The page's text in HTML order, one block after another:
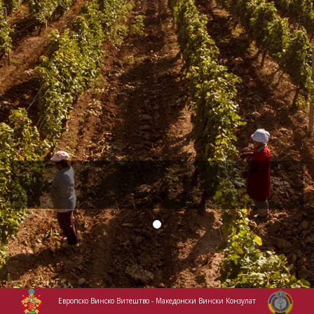
Eвропско Винско Витештво - Македонски Вински Конзулат